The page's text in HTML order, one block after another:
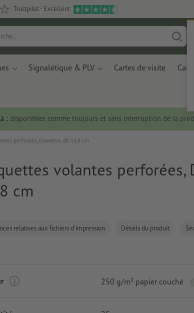
Trustpilot - Excellent
Signalétique & PLV Cartes de visite
:disponibles comme toujours et sans interruption de la
perforées, Diamètre, de 14,8 cm
volantes perforées,
cm
relatives aux fichiers d'impression Détails du produit
250 g/m² papier couché